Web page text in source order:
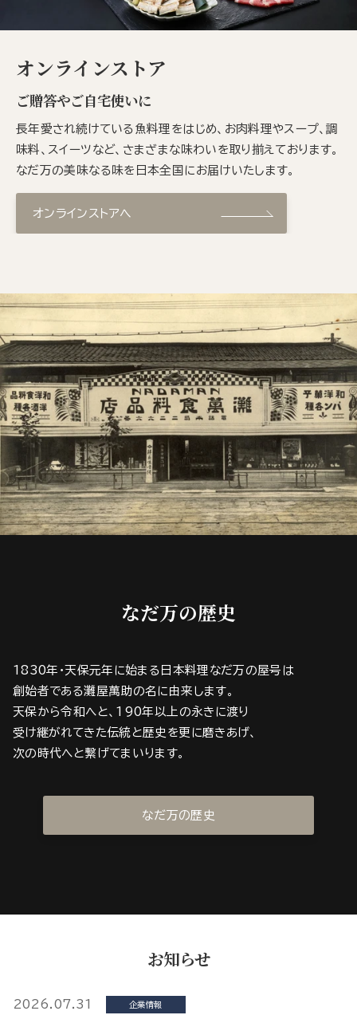
オンラインストア
ご贈答やご自宅使いに
長年愛され続けている魚料理をはじめ、お肉料理やスープ、調
味料、スイーツなど、さまざまな味わいを取り揃えております。
なだ万の美味なる味を日本全国にお届けいたします。
オンラインストアへ
なだ万の歴史
1830年・天保元年に始まる日本料理なだ万の屋号は
創始者である灘屋萬助の名に由来します。
天保から令和へと、190年以上の永きに渡り
受け継がれてきた伝統と歴史を更に磨きあげ、
次の時代へと繋げてまいります。
なだ万の歴史
お知らせ
2026.07.31 企業情報